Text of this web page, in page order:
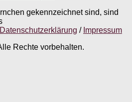
gekennzeichnet sind, sind
Datenschutzerklärung / Impressum
Rechte vorbehalten.